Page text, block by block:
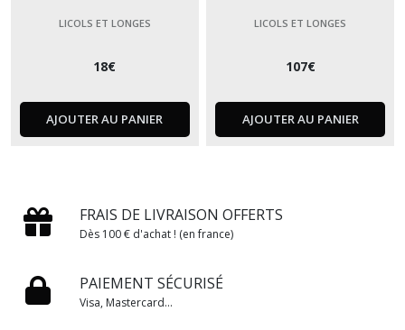
LICOLS ET LONGES
18€
AJOUTER AU PANIER
LICOLS ET LONGES
107€
AJOUTER AU PANIER
FRAIS DE LIVRAISON OFFERTS
Dès 100 € d'achat ! (en france)
PAIEMENT SÉCURISÉ
Visa, Mastercard...